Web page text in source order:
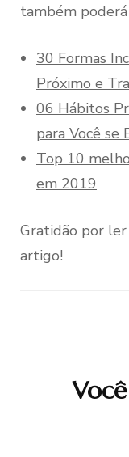
também
30 Formas
Próximo e
06 Hábitos
para Você se
Top 10
em 2019
Gratidão por
artigo!
Navegação